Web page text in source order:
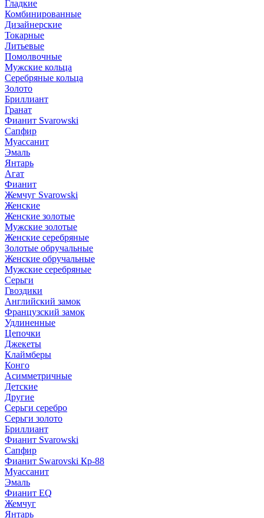
Гладкие
Комбинированные
Дизайнерские
Токарные
Литьевые
Помолвочные
Мужские кольца
Серебряные кольца
Золото
Бриллиант
Гранат
Фианит Svarowski
Сапфир
Муассанит
Эмаль
Янтарь
Агат
Фианит
Жемчуг Svarowski
Женские
Женские золотые
Мужские золотые
Женские серебряные
Золотые обручальные
Женские обручальные
Мужские серебряные
Серьги
Гвоздики
Английский замок
Французский замок
Удлиненные
Цепочки
Джекеты
Клаймберы
Конго
Асимметричные
Детские
Другие
Серьги серебро
Серьги золото
Бриллиант
Фианит Svarowski
Сапфир
Фианит Swarovski Кр-88
Муассанит
Эмаль
Фианит EQ
Жемчуг
Янтарь